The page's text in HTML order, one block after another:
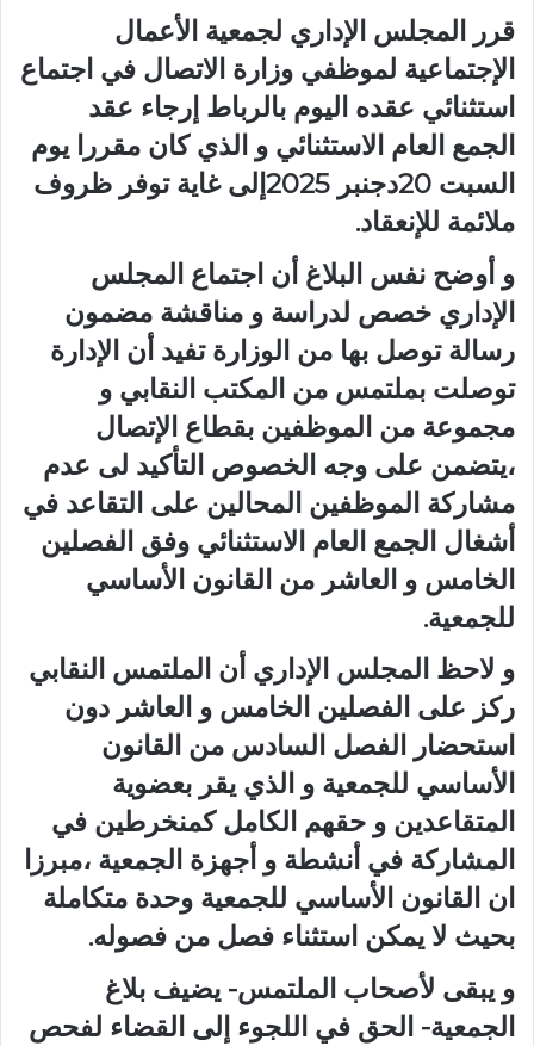
قرر المجلس الإداري لجمعية الأعمال
الإجتماعية لموظفي وزارة الاتصال في اجتماع
استثنائي عقده اليوم بالرباط إرجاء عقد
الجمع العام الاستثنائي و الذي كان مقررا يوم
السبت 20دجنبر 2025إلى غاية توفر ظروف
ملائمة للإنعقاد.
و أوضح نفس البلاغ أن اجتماع المجلس
الإداري خصص لدراسة و مناقشة مضمون
رسالة توصل بها من الوزارة تفيد أن الإدارة
توصلت بملتمس من المكتب النقابي و
مجموعة من الموظفين بقطاع الإتصال
،يتضمن على وجه الخصوص التأكيد لى عدم
مشاركة الموظفين المحالين على التقاعد في
أشغال الجمع العام الاستثنائي وفق الفصلين
الخامس و العاشر من القانون الأساسي
للجمعية.
و لاحظ المجلس الإداري أن الملتمس النقابي
ركز على الفصلين الخامس و العاشر دون
استحضار الفصل السادس من القانون
الأساسي للجمعية و الذي يقر بعضوية
المتقاعدين و حقهم الكامل كمنخرطين في
المشاركة في أنشطة و أجهزة الجمعية ،مبرزا
ان القانون الأساسي للجمعية وحدة متكاملة
بحيث لا يمكن استثناء فصل من فصوله.
و يبقى لأصحاب الملتمس- يضيف بلاغ
الجمعية- الحق في اللجوء إلى القضاء لفحص